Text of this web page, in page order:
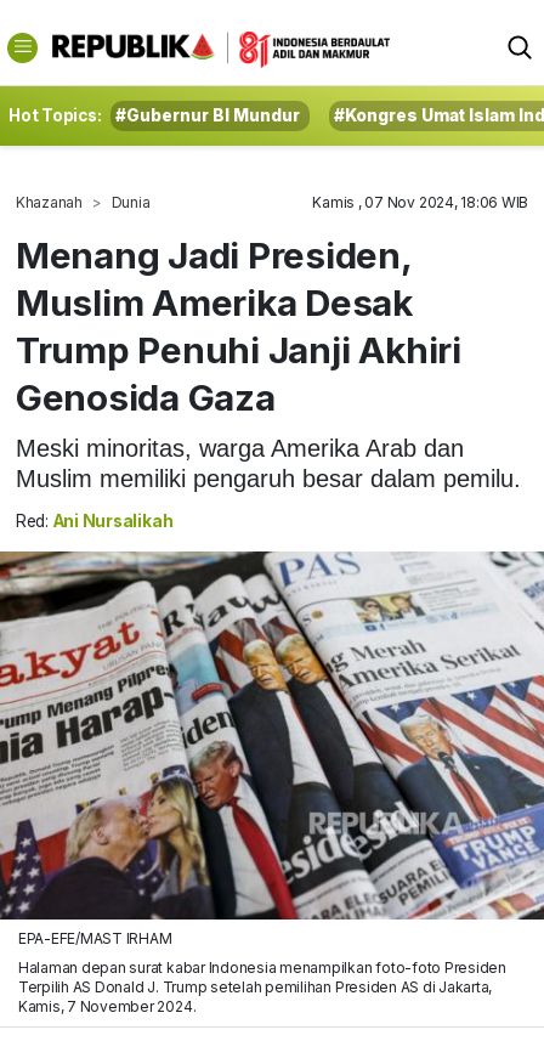
Hot Topics: #Gubernur BI Mundur #Kongres Umat Islam
Khazanah Dunia Kamis , 07 Nov 2024, 18:06 WIB
Menang Jadi Presiden,
Muslim Amerika Desak
Trump Penuhi Janji Akhiri
Genosida Gaza
Meski minoritas, warga Amerika Arab dan
Muslim memiliki pengaruh besar dalam pemilu.
Red: Ani Nursalikah
EPA-EFE/MAST IRHAM
Halaman depan surat kabar Indonesia menampilkan foto-foto Presiden
Terpilih AS Donald J. Trump setelah pemilihan Presiden AS di Jakarta,
Kamis, 7 November 2024.